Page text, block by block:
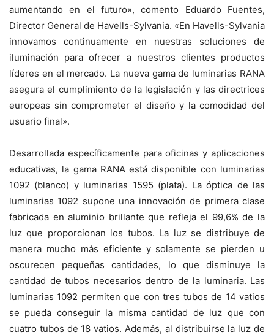
aumentando en el futuro», comento Eduardo Fuentes,
Director General de Havells-Sylvania. «En Havells-Sylvania
innovamos continuamente en nuestras soluciones de
iluminación para ofrecer a nuestros clientes productos
líderes en el mercado. La nueva gama de luminarias RANA
asegura el cumplimiento de la legislación y las directrices
europeas sin comprometer el diseño y la comodidad del
usuario final».
Desarrollada específicamente para oficinas y aplicaciones
educativas, la gama RANA está disponible con luminarias
1092 (blanco) y luminarias 1595 (plata). La óptica de las
luminarias 1092 supone una innovación de primera clase
fabricada en aluminio brillante que refleja el 99,6% de la
luz que proporcionan los tubos. La luz se distribuye de
manera mucho más eficiente y solamente se pierden u
oscurecen pequeñas cantidades, lo que disminuye la
cantidad de tubos necesarios dentro de la luminaria. Las
luminarias 1092 permiten que con tres tubos de 14 vatios
se pueda conseguir la misma cantidad de luz que con
cuatro tubos de 18 vatios. Además, al distribuirse la luz de